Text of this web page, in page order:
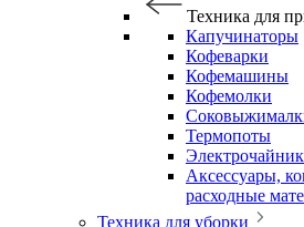
Техника для
Капучинаторы
Кофеварки
Кофемашины
Кофемолки
Термопоты
Аксессуары,
расходные
Техника для уборки